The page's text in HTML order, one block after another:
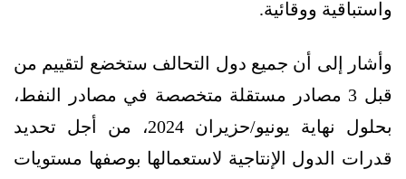
واستباقية ووقائية.
وأشار إلى أن جميع دول التحالف ستخضع لتقييم من
قبل 3 مصادر مستقلة متخصصة في مصادر النفط،
بحلول نهاية يونيو/حزيران 2024، من أجل تحديد
قدرات الدول الإنتاجية لاستعمالها بوصفها مستويات